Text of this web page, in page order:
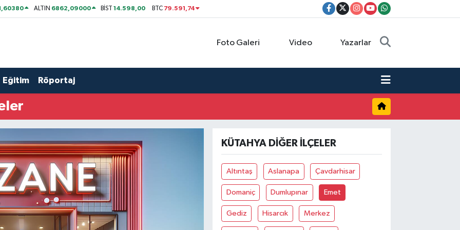
ALTIN 6862,09000 BİST14.598,00 BTC 79.591,74
Foto Galeri Video Yazarlar
Eğitim Röportaj
KÜTAHYA DIĞER İLÇELER
Altıntaş Aslanapa Çavdarhisar
Domaniç Dumlupınar Emet
Gediz Hisarcık Merkez